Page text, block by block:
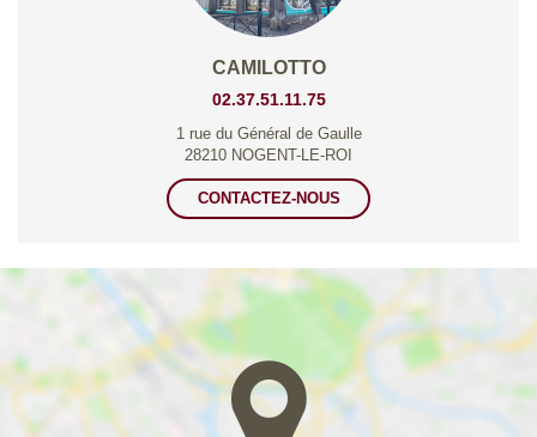
CAMILOTTO
02.37.51.11.75
1 rue du Général de Gaulle
28210 NOGENT-LE-ROI
CONTACTEZ-NOUS